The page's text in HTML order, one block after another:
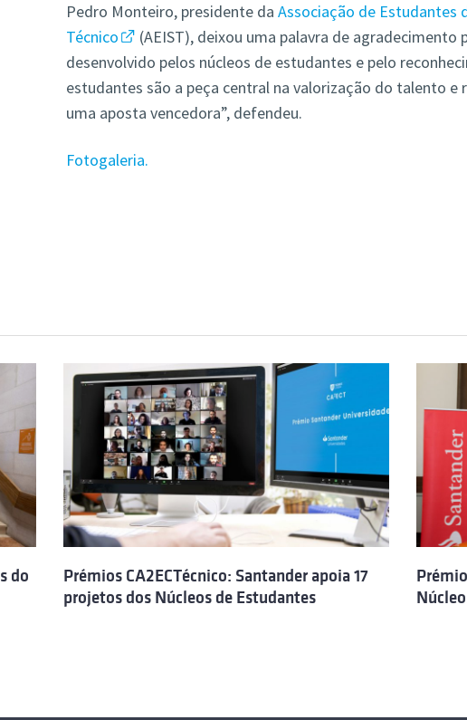
Pedro Monteiro, presidente da Associação de Estudantes
Técnico
(AEIST), deixou uma palavra de agradecimento
desenvolvido pelos núcleos de estudantes e pelo
estudantes são a peça central na valorização do talento e
uma aposta vencedora”, defendeu.
Fotogaleria.
do
Prémios CA2ECTécnico: Santander apoia 17
projetos dos Núcleos de Estudantes